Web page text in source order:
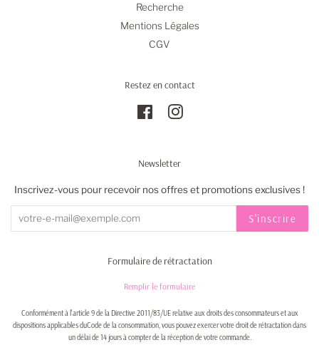
Recherche
Mentions Légales
CGV
Restez en contact
FacebookInstagram
Newsletter
Inscrivez-vous pour recevoir nos offres et promotions exclusives !
S'inscrire
Formulaire de rétractation
Remplir le formulaire
Conformément à l'article 9 de la Directive 2011/83/UE relative aux droits des consommateurs et aux
dispositions applicables duCode de la consommation, vous pouvez exercer votre droit de rétractation dans
un délai de 14 jours à compter de la réception de votre commande.